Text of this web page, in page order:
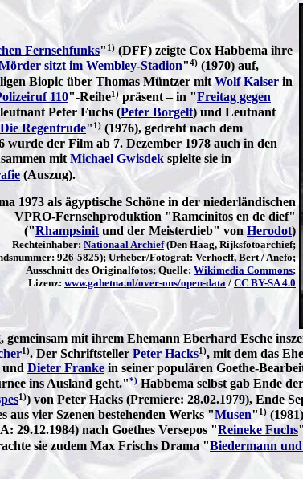
Fernsehfunks" 1) (DFF) zeigte Cox Habbema ihre
sitzt im Wembley-Stadion"4) (1970) auf,
Biopic über Thomas Müntzer mit Wolf Kaiser in
110"-Reihe1)präsent – in "Freitag gegen
Peter Fuchs (Peter Borgelt) und Leutnant
Die Regentrude" 1) (1976), gedreht nach dem
der Film ab 7. Dezember 1978 auch in den
mit Michael Gwisdek spielte sie in
(Auszug).
1973 als ägyptische Schöne in der niederländischen
VPRO-Fernsehproduktion "Ramcinitos en de dief"
("Rhampsinit und der Meisterdieb" vonHerodot)
Rechteinhaber: Nationaal Archief(Den Haag, Rijksfotoarchief;
926-5825); Urheber/Fotograf: Verhoeff, Bert / Anefo;
Ausschnitt des Originalfotos; Quelle: Wikimedia Commons;
Lizenz: www.gahetna.nl/over-ons/open-data /CC BY-SA 4.0
mit ihrem Ehemann Eberhard Esche
1). Der Schriftsteller Peter Hacks1), mit dem das
und Dieter Frankein seiner populären Goethe-
ins Ausland geht."*)Habbema selbst gab Ende
1)) von Peter Hacks (Premiere: 28.02.1979), Ende
aus vier Szenen bestehenden Werks "Musen" 1)
29.12.1984) nach Goethes Versepos "Reineke Fuchs"
sie zudem Max Frischs Drama "Biedermann